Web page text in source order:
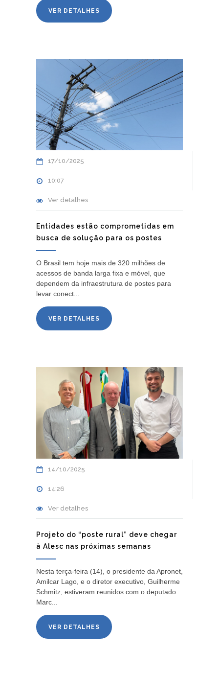
VER DETALHES
17/10/2025
10:07
Ver detalhes
Entidades estão comprometidas em
busca de solução para os postes
O Brasil tem hoje mais de 320 milhões de
acessos de banda larga fixa e móvel, que
dependem da infraestrutura de postes para
levar conect...
VER DETALHES
14/10/2025
14:26
Ver detalhes
Projeto do “poste rural” deve chegar
à Alesc nas próximas semanas
Nesta terça-feira (14), o presidente da Apronet,
Amilcar Lago, e o diretor executivo, Guilherme
Schmitz, estiveram reunidos com o deputado
Marc...
VER DETALHES